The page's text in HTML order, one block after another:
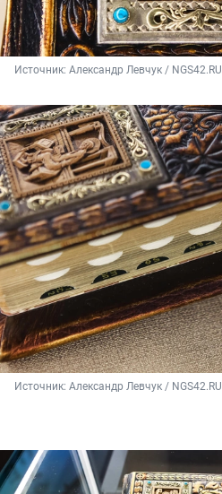
Источник: Александр Левчук / NGS42.RU
Источник: Александр Левчук / NGS42.RU